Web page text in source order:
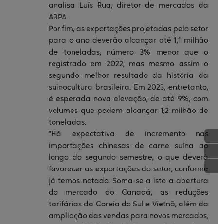
analisa Luís Rua, diretor de mercados da
ABPA.
Por fim, as exportações projetadas pelo setor
para o ano deverão alcançar até 1,1 milhão
de toneladas, número 3% menor que o
registrado em 2022, mas mesmo assim o
segundo melhor resultado da história da
suinocultura brasileira. Em 2023, entretanto,
é esperada nova elevação, de até 9%, com
volumes que podem alcançar 1,2 milhão de
toneladas.
"Há expectativa de incremento nas
importações chinesas de carne suína ao
longo do segundo semestre, o que deverá
favorecer as exportações do setor, conforme
já temos notado. Soma-se a isto a abertura
do mercado do Canadá, as reduções
tarifárias da Coreia do Sul e Vietnã, além da
ampliação das vendas para novos mercados,